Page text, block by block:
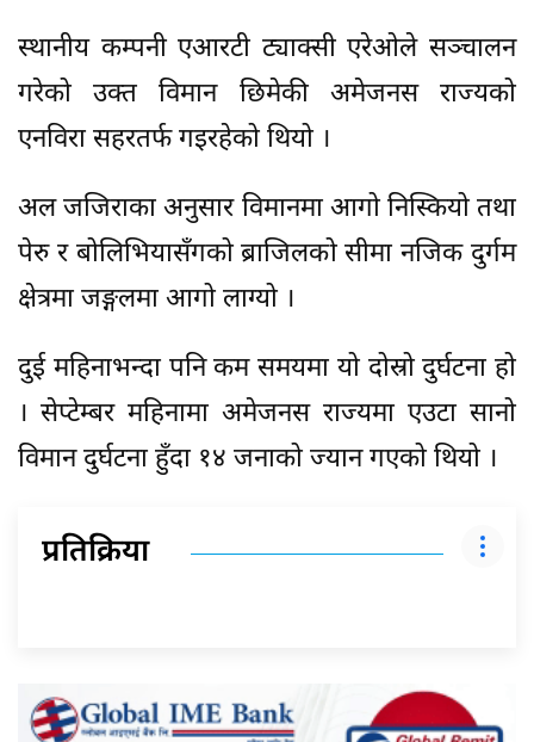
स्थानीय कम्पनी एआरटी ट्याक्सी एरेओले सञ्चालन
गरेको उक्त विमान छिमेकी अमेजनस राज्यको
एनविरा सहरतर्फ गइरहेको थियो ।
अल जजिराका अनुसार विमानमा आगो निस्कियो तथा
पेरु र बोलिभियासँगको ब्राजिलको सीमा नजिक दुर्गम
क्षेत्रमा जङ्गलमा आगो लाग्यो ।
दुई महिनाभन्दा पनि कम समयमा यो दोस्रो दुर्घटना हो
। सेप्टेम्बर महिनामा अमेजनस राज्यमा एउटा सानो
विमान दुर्घटना हुँदा १४ जनाको ज्यान गएको थियो ।
प्रतिक्रिया